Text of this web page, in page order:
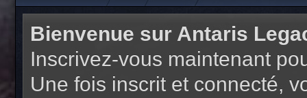
Bienvenue sur Antaris
Inscrivez-vous maintenant
Une fois inscrit et connecté,